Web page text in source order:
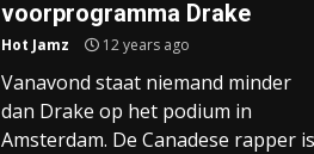
voorprogramma Drake
Hot Jamz 12 years ago
Vanavond staat niemand minder
dan Drake op het podium in
Amsterdam. De Canadese rapper is